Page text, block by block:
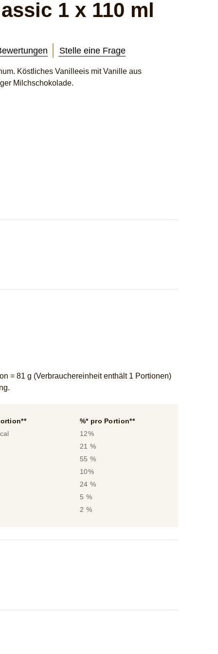
1 x 110 ml
Stelle eine Frage
Köstliches Vanilleeis mit Vanille aus
Milchschokolade.
= 81 g (Verbrauchereinheit enthält 1 Portionen)
%* pro Portion**
12%
21 %
55 %
10%
24 %
5 %
2 %